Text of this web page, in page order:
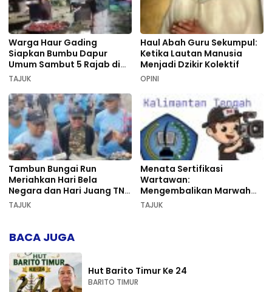
Warga Haur Gading
Siapkan Bumbu Dapur
Umum Sambut 5 Rajab di
Sekumpul
TAJUK
Haul Abah Guru Sekumpul:
Ketika Lautan Manusia
Menjadi Dzikir Kolektif
OPINI
Tambun Bungai Run
Meriahkan Hari Bela
Negara dan Hari Juang TNI
AD di Palangka Raya
TAJUK
Menata Sertifikasi
Wartawan:
Mengembalikan Marwah
Pers dan Keadilan
TAJUK
BACA JUGA
Hut Barito Timur Ke 24
BARITO TIMUR